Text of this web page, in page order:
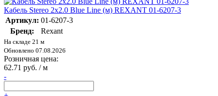
Кабель Stereo 2х2.0 Blue Line (м) REXANT 01-6207-3
Артикул: 01-6207-3
Бренд:
Rexant
На складе 21 м
Обновлено 07.08.2026
Розничная цена:
62.71 руб. / м
-